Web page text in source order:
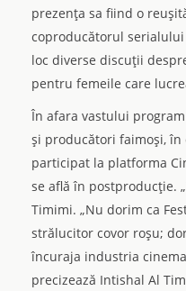
prezenţa sa fiind o
coproducătorul serialului
loc diverse discuţii
pentru femeile care
În afara vastului
şi producători faimoşi, în
participat la platforma
se află în postproducţie.
Timimi. „Nu dorim ca
strălucitor covor roşu;
încuraja industria
precizează Intishal Al